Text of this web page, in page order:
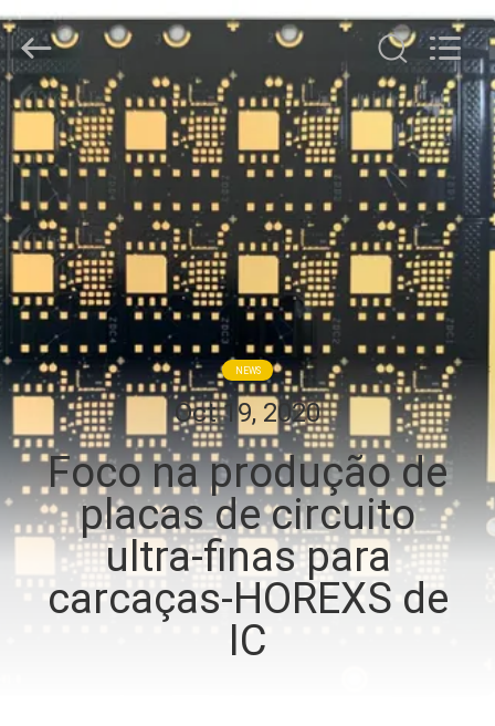
CASA
PRODUTOS
SOBRE
NÓS
EXCURSÃO
DA
FÁBRICA
CONTROLE
DA
QUALIDADE
(Hubei)
Electronics
Co.,Ltd..
All
Rights
Reserved.
NEWS
Oct 19, 2020
Foco na produção de
placas de circuito
ultra-finas para
carcaças-HOREXS de
IC